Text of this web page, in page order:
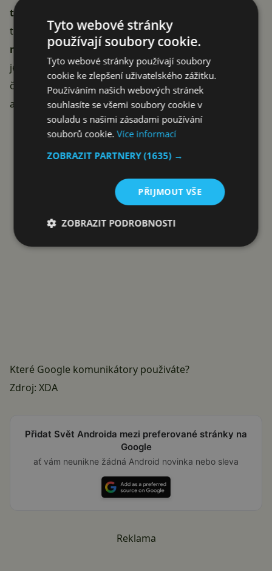
téměř nezávislé skupiny vývojářů
toho vypadalo. Nové sloučení odpovědnosti prý
nepovede i ke slučování zmíněných služeb
jejich vzájemnému zdokonalení. Zatímco doteď se
často jedna dobrá vychytávka objevila v jedné
aplikaci a v dalších nikoli, teď by se měly doplňovat.
Reklama
Které Google komunikátory použiváte?
Zdroj: XDA
Přidat Svět Androida mezi preferované stránky na
Google
ať vám neunikne žádná Android novinka nebo sleva
Reklama
Tyto webové stránky
používají soubory cookie.
Tyto webové stránky používají soubory
cookie ke zlepšení uživatelského zážitku.
Používáním našich webových stránek
souhlasíte se všemi soubory cookie v
souladu s našimi zásadami používání
souborů cookie.Více informací
ZOBRAZIT PARTNERY(1635) →
PŘIJMOUT VŠE
ZOBRAZIT PODROBNOSTI